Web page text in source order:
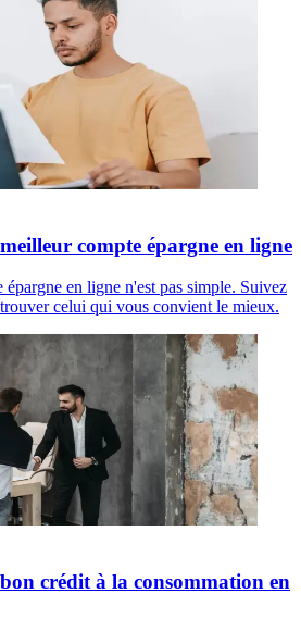
compte épargne en ligne
en ligne n'est pas simple. Suivez
celui qui vous convient le mieux.
crédit à la consommation en